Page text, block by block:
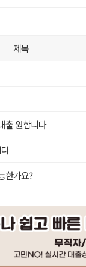
제목
출 원합니다
한가요?